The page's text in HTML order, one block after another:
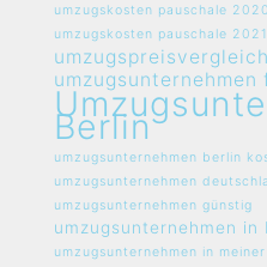
umzugskosten pauschale 2020
umzugskosten pauschale 2021
umzugspreisvergleich
umzugsunternehmen
Berlin
umzugsunternehmen berlin
umzugsunternehmen
umzugsunternehmen günstig
umzugsunternehmen in
umzugsunternehmen in